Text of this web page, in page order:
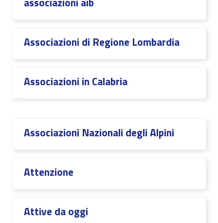
Associazioni di Regione Lombardia
Associazioni in Calabria
Associazioni Nazionali degli Alpini
Attenzione
Attive da oggi